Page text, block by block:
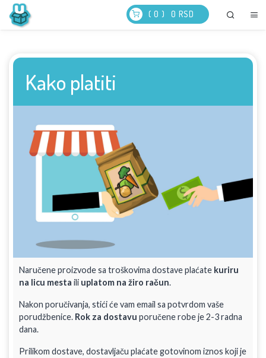
( 0 ) 0 RSD
Kako platiti
Naručene proizvode sa troškovima dostave plaćate kuriru
na licu mesta ili uplatom na žiro račun.
Nakon poručivanja, stići će vam email sa potvrdom vaše
porudžbenice. Rok za dostavu poručene robe je 2-3 radna
dana.
Prilikom dostave, dostavljaču plaćate gotovinom iznos koji je